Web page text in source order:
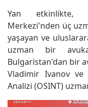
Yan etkinlikte,
Merkezi'nden üç
yaşayan ve
uzman bir
Bulgaristan'dan bir
Vladimir Ivanov ve
Analizi (OSINT)